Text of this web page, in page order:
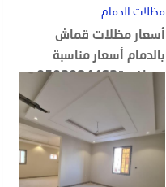
مظلات الدمام
أسعار مظلات قماش
بالدمام أسعار مناسبة
ومنافسة0502084462